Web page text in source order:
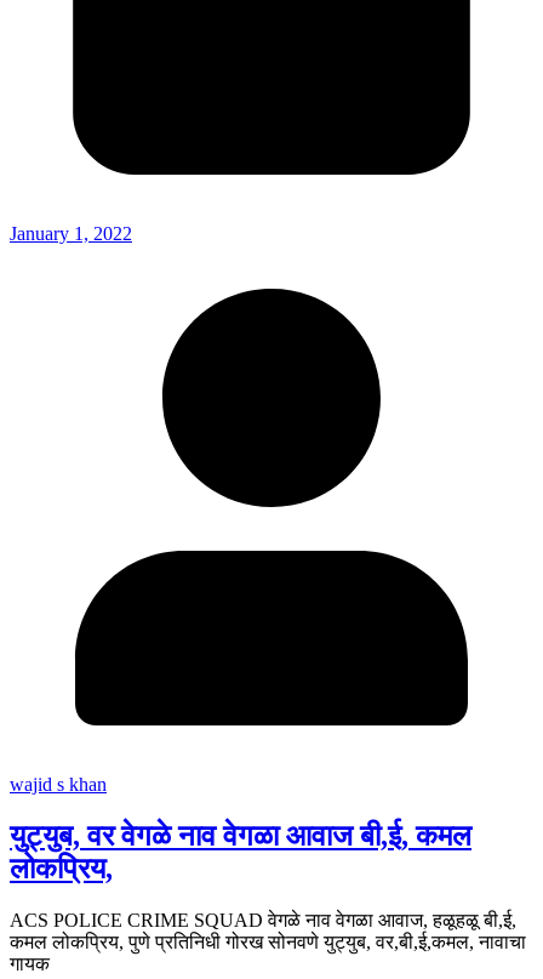
January 1, 2022
wajid s khan
युट्युब, वर वेगळे नाव वेगळा आवाज बी,ई, कमल
लोकप्रिय,
ACS POLICE CRIME SQUAD वेगळे नाव वेगळा आवाज, हळूहळू बी,ई,
कमल लोकप्रिय, पुणे प्रतिनिधी गोरख सोनवणे युट्युब, वर,बी,ई,कमल, नावाचा
गायक